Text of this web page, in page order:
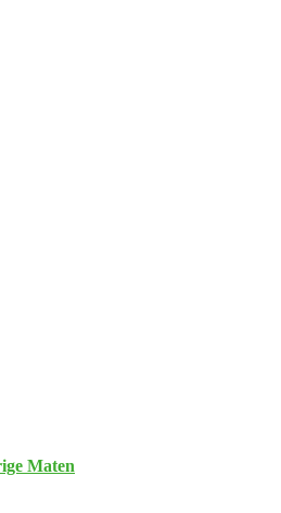
Maten